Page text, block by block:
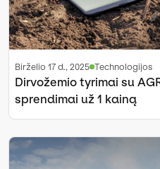
birželio 17 d., 2025 Technologijos
Dirvožemio tyrimai su
sprendimai už 1 kainą